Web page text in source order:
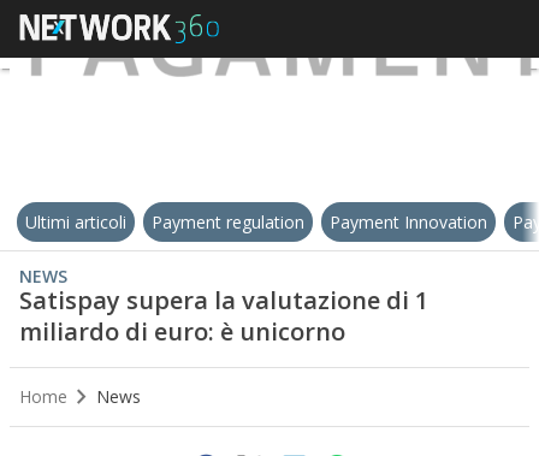
Ultimi articoli Payment regulation Payment Innovation
NEWS
Satispay supera la valutazione di 1
miliardo di euro: è unicorno
Home News